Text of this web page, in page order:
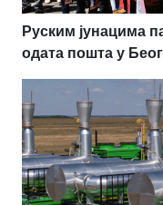
Руским јунацима
одата пошта у